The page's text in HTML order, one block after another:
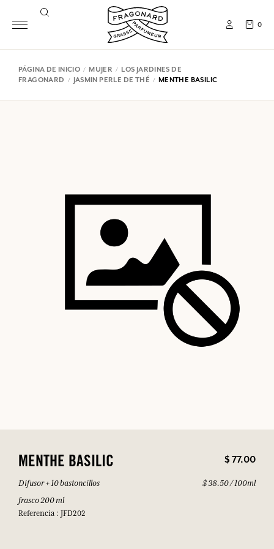
0
PÁGINA DE INICIO MUJER
LOS JARDINES DE
FRAGONARD
JASMIN PERLE DE THÉ MENTHE BASILIC
MENTHE BASILIC $ 77.00
Difusor + 10 bastoncillos
frasco 200 ml
Referencia : JFD202
$ 38.50 / 100ml